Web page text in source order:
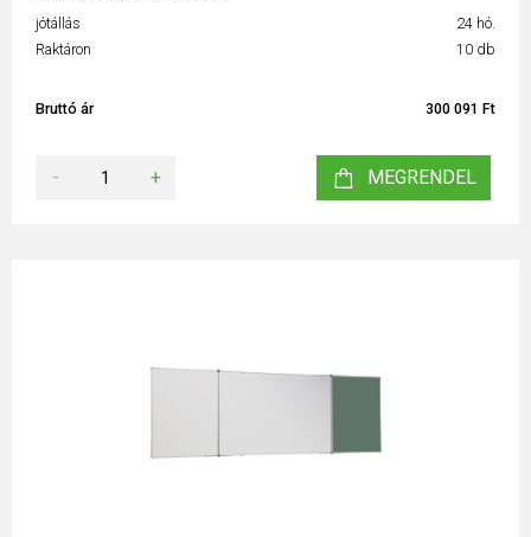
jótállás
24 hó.
Raktáron
10 db
Bruttó ár 300 091 Ft
- + MEGRENDEL